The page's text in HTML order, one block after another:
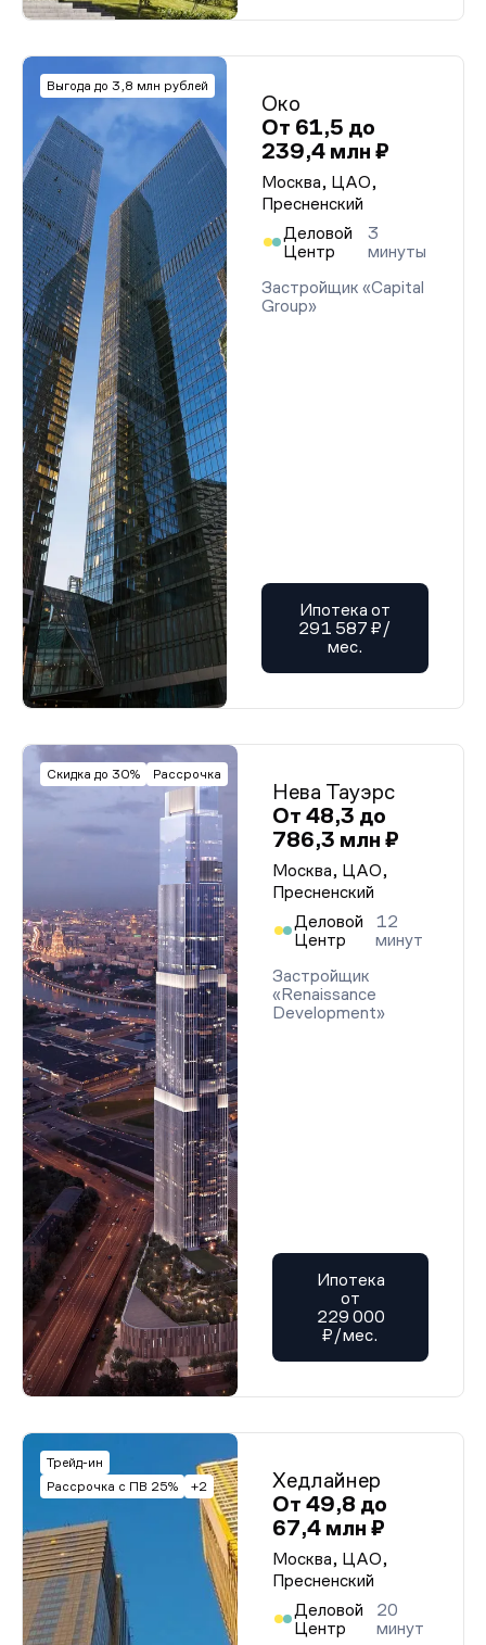
Выгода до 3,8 млн рублей
Око
От 61,5 до
239,4 млн ₽
Москва, ЦАО,
Пресненский
Деловой
Центр
3
минуты
Застройщик «Capital
Group»
Ипотека от
291 587 ₽/
мес.
Скидка до 30% Рассрочка
Нева Тауэрс
От 48,3 до
786,3 млн ₽
Москва, ЦАО,
Пресненский
Деловой
Центр
12
минут
Застройщик
«Renaissance
Development»
Ипотека
от
229 000
₽/мес.
Трейд-ин
Рассрочка с ПВ 25%
+2
Хедлайнер
От 49,8 до
67,4 млн ₽
Москва, ЦАО,
Пресненский
Деловой
Центр
20
минут